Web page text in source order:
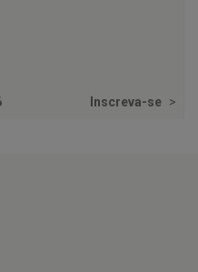
Inscreva-se >